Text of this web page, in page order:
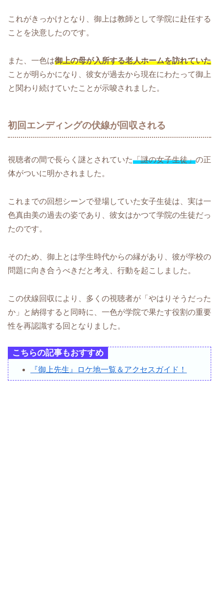
これがきっかけとなり、御上は教師として学院に赴任する
ことを決意したのです。
また、一色は御上の母が入所する老人ホームを訪れていた
ことが明らかになり、彼女が過去から現在にわたって御上
と関わり続けていたことが示唆されました。
初回エンディングの伏線が回収される
視聴者の間で長らく謎とされていた「謎の女子生徒」の正
体がついに明かされました。
これまでの回想シーンで登場していた女子生徒は、実は一
色真由美の過去の姿であり、彼女はかつて学院の生徒だっ
たのです。
そのため、御上とは学生時代からの縁があり、彼が学校の
問題に向き合うべきだと考え、行動を起こしました。
この伏線回収により、多くの視聴者が「やはりそうだった
か」と納得すると同時に、一色が学院で果たす役割の重要
性を再認識する回となりました。
こちらの記事もおすすめ
『御上先生』ロケ地一覧＆アクセスガイド！